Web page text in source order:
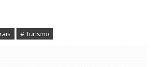
# Turismo